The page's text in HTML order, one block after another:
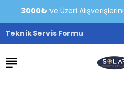
3000₺ ve Üzeri
Teknik Servis Formu